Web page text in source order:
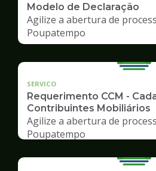
Modelo de Declaração
Agilize a abertura de
Poupatempo
SERVICO
Requerimento CCM -
Contribuintes Mobiliários
Agilize a abertura de
Poupatempo